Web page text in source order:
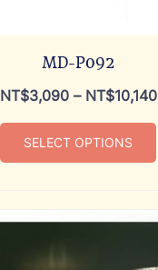
MD-P092
NT$3,090– NT$10,140
SELECT OPTIONS